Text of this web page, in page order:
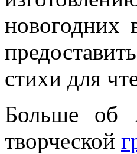
новогодних
стихи для
Больше об
творческой